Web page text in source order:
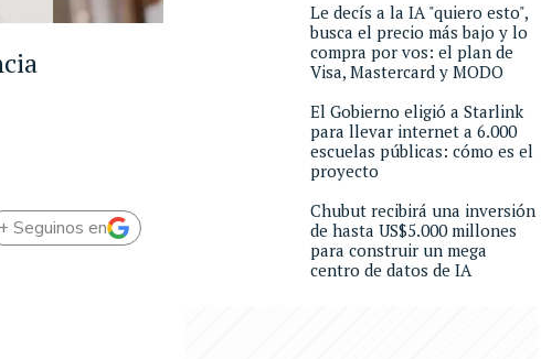
+ Seguinos en
Le decís a la IA "quiero esto",
busca el precio más bajo y lo
compra por vos: el plan de
Visa, Mastercard y MODO
El Gobierno eligió a Starlink
para llevar internet a 6.000
escuelas públicas: cómo es el
proyecto
Chubut recibirá una inversión
de hasta US$5.000 millones
para construir un mega
centro de datos de IA